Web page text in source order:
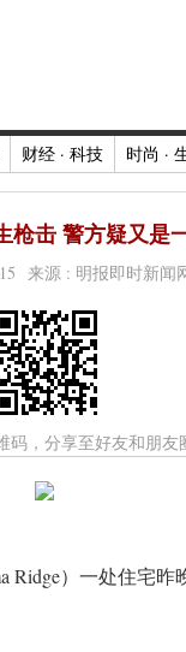
财经 · 科技 时尚 ·
枪击 警方疑又是
来源 : 明报即时新闻
码，分享至好友和朋友
Ridge）一处住宅